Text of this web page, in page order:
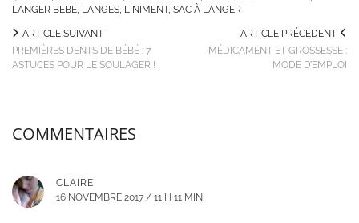
LANGER BÉBÉ, LANGES, LINIMENT, SAC À LANGER
ARTICLE PRÉCÉDENT
MÉDICAMENT ET GROSSESSE :
MODE D’EMPLOI
ARTICLE SUIVANT
PREMIÈRES DENTS DE BÉBÉ : 7
ASTUCES POUR LE SOULAGER !
COMMENTAIRES
CLAIRE
16 NOVEMBRE 2017 / 11 H 11 MIN